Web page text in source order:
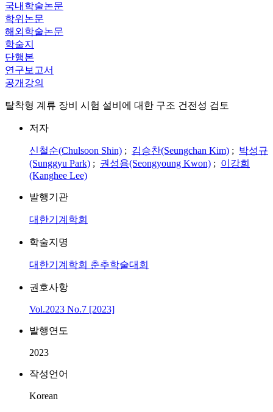
국내학술논문
학위논문
해외학술논문
학술지
단행본
연구보고서
공개강의
탈착형 계류 장비 시험 설비에 대한 구조 건전성 검토
저자
신철순(Chulsoon Shin) ; 김승찬(Seungchan Kim) ; 박성규
(Sunggyu Park) ; 권성용(Seongyoung Kwon) ; 이강희
(Kanghee Lee)
발행기관
대한기계학회
학술지명
대한기계학회 춘추학술대회
권호사항
Vol.2023 No.7 [2023]
발행연도
2023
작성언어
Korean